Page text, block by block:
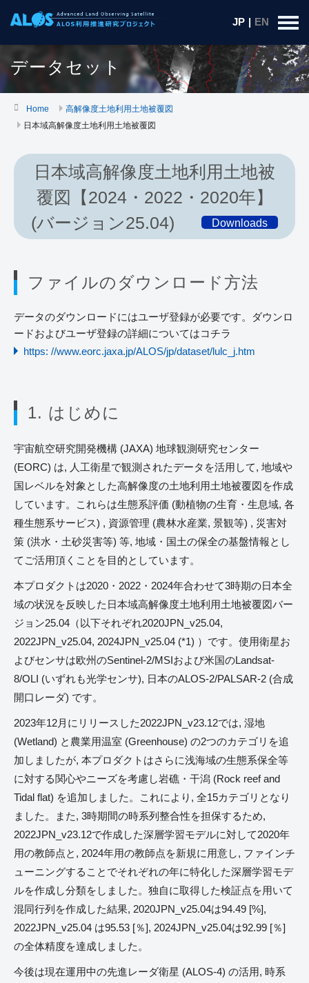
JP | EN
データセット
Home
高解像度土地利用土地被覆図
日本域高解像度土地利用土地被覆図
日本域高解像度土地利用土地被
覆図【2024・2022・2020年】
(バージョン25.04)
Downloads
ファイルのダウンロード方法
データのダウンロードにはユーザ登録が必要です。ダウンロ
ードおよびユーザ登録の詳細についてはコチラ
https: //www.eorc.jaxa.jp/ALOS/jp/dataset/lulc_j.htm
1. はじめに
宇宙航空研究開発機構 (JAXA) 地球観測研究センター
(EORC) は, 人工衛星で観測されたデータを活用して, 地域や
国レベルを対象とした高解像度の土地利用土地被覆図を作成
しています。これらは生態系評価 (動植物の生育・生息域, 各
種生態系サービス) , 資源管理 (農林水産業, 景観等) , 災害対
策 (洪水・土砂災害等) 等, 地域・国土の保全の基盤情報とし
てご活用頂くことを目的としています。
本プロダクトは2020・2022・2024年合わせて3時期の日本全
域の状況を反映した日本域高解像度土地利用土地被覆図バー
ジョン25.04（以下それぞれ2020JPN_v25.04,
2022JPN_v25.04, 2024JPN_v25.04 (*1) ）です。使用衛星お
よびセンサは欧州のSentinel-2/MSIおよび米国のLandsat-
8/OLI (いずれも光学センサ), 日本のALOS-2/PALSAR-2 (合成
開口レーダ) です。
2023年12月にリリースした2022JPN_v23.12では, 湿地
(Wetland) と農業用温室 (Greenhouse) の2つのカテゴリを追
加しましたが, 本プロダクトはさらに浅海域の生態系保全等
に対する関心やニーズを考慮し岩礁・干潟 (Rock reef and
Tidal flat) を追加しました。これにより, 全15カテゴリとなり
ました。また, 3時期間の時系列整合性を担保するため,
2022JPN_v23.12で作成した深層学習モデルに対して2020年
用の教師点と, 2024年用の教師点を新規に用意し, ファインチ
ューニングすることでそれぞれの年に特化した深層学習モデ
ルを作成し分類をしました。独自に取得した検証点を用いて
混同行列を作成した結果, 2020JPN_v25.04は94.49 [%],
2022JPN_v25.04 は95.53 [％], 2024JPN_v25.04は92.99 [％]
の全体精度を達成しました。
今後は現在運用中の先進レーダ衛星 (ALOS-4) の活用, 時系